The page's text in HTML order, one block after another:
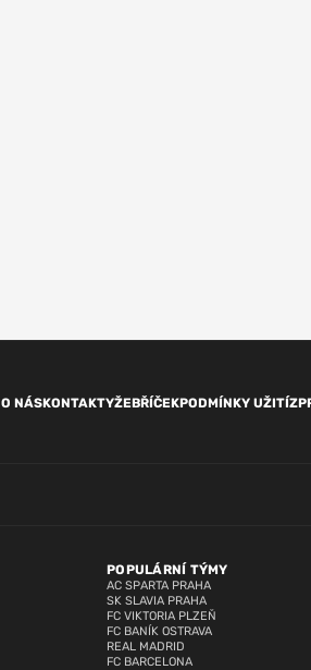
O NÁSKONTAKTYŽEBŘÍČEKPODMÍNKY UŽITÍ
POPULÁRNÍ TÝMY
AC SPARTA PRAHA
SK SLAVIA PRAHA
FC VIKTORIA PLZEŇ
FC BANÍK OSTRAVA
REAL MADRID
FC BARCELONA